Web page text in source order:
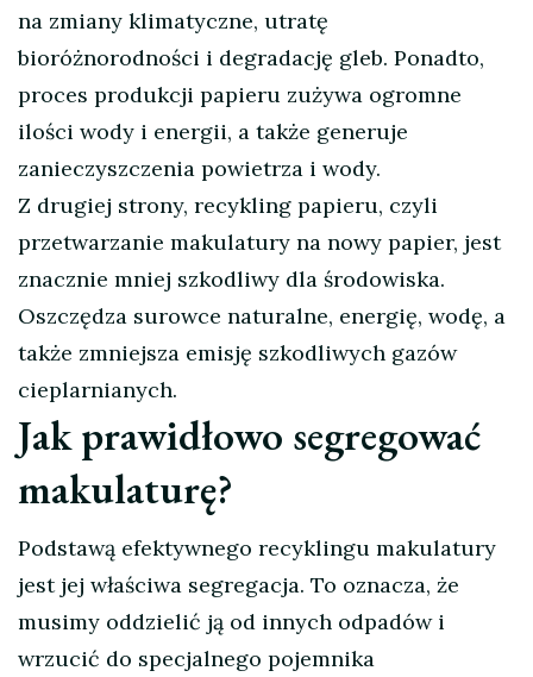
na zmiany klimatyczne, utratę
bioróżnorodności i degradację gleb. Ponadto,
proces produkcji papieru zużywa ogromne
ilości wody i energii, a także generuje
zanieczyszczenia powietrza i wody.
Z drugiej strony, recykling papieru, czyli
przetwarzanie makulatury na nowy papier, jest
znacznie mniej szkodliwy dla środowiska.
Oszczędza surowce naturalne, energię, wodę, a
także zmniejsza emisję szkodliwych gazów
cieplarnianych.
Jak prawidłowo segregować
makulaturę?
Podstawą efektywnego recyklingu makulatury
jest jej właściwa segregacja. To oznacza, że
musimy oddzielić ją od innych odpadów i
wrzucić do specjalnego pojemnika